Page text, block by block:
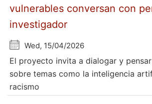
vulnerables conversan con
investigador
Wed, 15/04/2026
El proyecto invita a dialogar y
sobre temas como la inteligencia
racismo